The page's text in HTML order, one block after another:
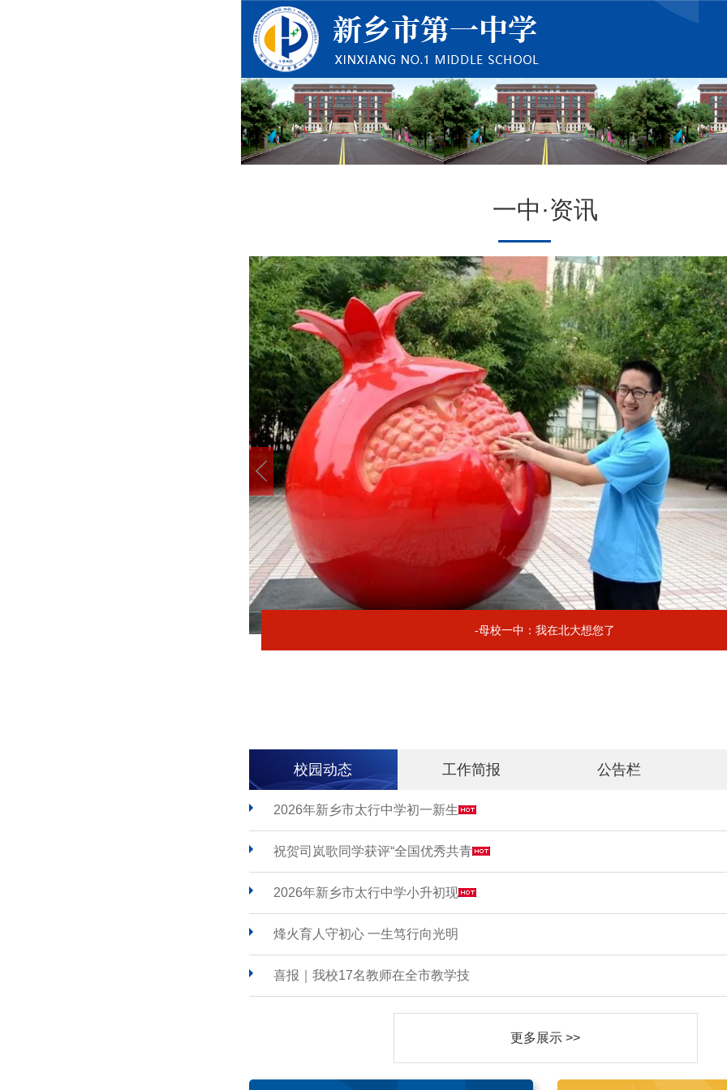
一中·资讯
-母校一中：我在北大想您了
校园动态 工作简报 公告栏
2026年新乡市太行中学初一新生
祝贺司岚歌同学获评“全国优秀共青
2026年新乡市太行中学小升初现
烽火育人守初心 一生笃行向光明
喜报｜我校17名教师在全市教学技
更多展示 >>